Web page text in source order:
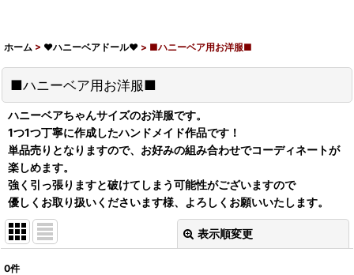
ホーム > ♥ハニーベアドール♥ > ■ハニーベア用お洋服■
■ハニーベア用お洋服■
ハニーベアちゃんサイズのお洋服です。
1つ1つ丁寧に作成したハンドメイド作品です！
単品売りとなりますので、お好みの組み合わせでコーディネートが
楽しめます。
強く引っ張りますと破けてしまう可能性がございますので
優しくお取り扱いくださいます様、よろしくお願いいたします。
表示順変更
0件